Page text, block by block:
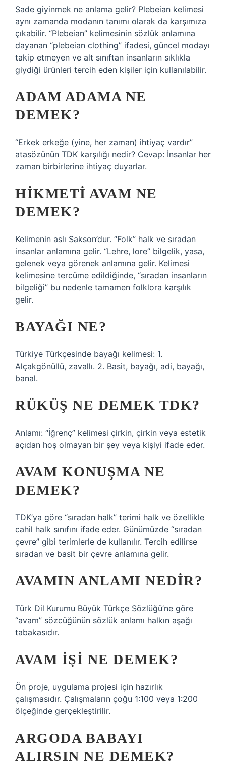
Sade giyinmek ne anlama gelir? Plebeian kelimesi
aynı zamanda modanın tanımı olarak da karşımıza
çıkabilir. “Plebeian” kelimesinin sözlük anlamına
dayanan “plebeian clothing” ifadesi, güncel modayı
takip etmeyen ve alt sınıftan insanların sıklıkla
giydiği ürünleri tercih eden kişiler için kullanılabilir.
ADAM ADAMA NE
DEMEK?
“Erkek erkeğe (yine, her zaman) ihtiyaç vardır”
atasözünün TDK karşılığı nedir? Cevap: İnsanlar her
zaman birbirlerine ihtiyaç duyarlar.
HIKMETI AVAM NE
DEMEK?
Kelimenin aslı Sakson’dur. “Folk” halk ve sıradan
insanlar anlamına gelir. “Lehre, lore” bilgelik, yasa,
gelenek veya görenek anlamına gelir. Kelimesi
kelimesine tercüme edildiğinde, “sıradan insanların
bilgeliği” bu nedenle tamamen folklora karşılık
gelir.
BAYAĞI NE?
Türkiye Türkçesinde bayağı kelimesi: 1.
Alçakgönüllü, zavallı. 2. Basit, bayağı, adi, bayağı,
banal.
RÜKÜŞ NE DEMEK TDK?
Anlamı: “İğrenç” kelimesi çirkin, çirkin veya estetik
açıdan hoş olmayan bir şey veya kişiyi ifade eder.
AVAM KONUŞMA NE
DEMEK?
TDK’ya göre “sıradan halk” terimi halk ve özellikle
cahil halk sınıfını ifade eder. Günümüzde “sıradan
çevre” gibi terimlerle de kullanılır. Tercih edilirse
sıradan ve basit bir çevre anlamına gelir.
AVAMIN ANLAMI NEDIR?
Türk Dil Kurumu Büyük Türkçe Sözlüğü’ne göre
“avam” sözcüğünün sözlük anlamı halkın aşağı
tabakasıdır.
AVAM IŞI NE DEMEK?
Ön proje, uygulama projesi için hazırlık
çalışmasıdır. Çalışmaların çoğu 1:100 veya 1:200
ölçeğinde gerçekleştirilir.
ARGODA BABAYI
ALIRSIN NE DEMEK?